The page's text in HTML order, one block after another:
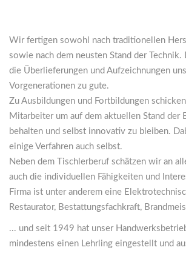
Wir fertigen sowohl nach traditionellen
sowie nach dem neusten Stand der Technik.
die Überlieferungen und Aufzeichnungen
Vorgenerationen zu gute.
Zu Ausbildungen und Fortbildungen
Mitarbeiter um auf dem aktuellen Stand der
behalten und selbst innovativ zu bleiben.
einige Verfahren auch selbst.
Neben dem Tischlerberuf schätzen wir an
auch die individuellen Fähigkeiten und
Firma ist unter anderem eine
Restaurator, Bestattungsfachkraft,
... und seit 1949 hat unser
mindestens einen Lehrling eingestellt und